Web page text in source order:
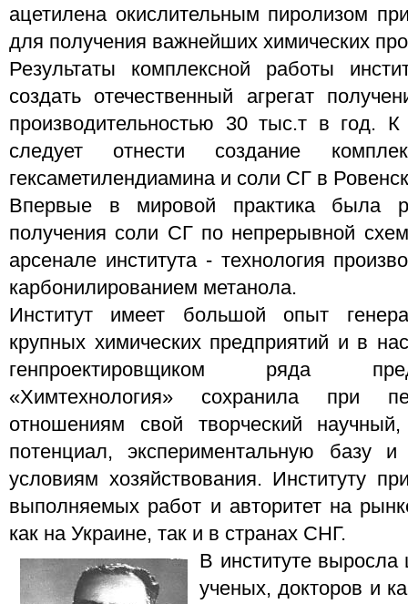
ацетилена окислительным пиролизом
для получения важнейших химических
Результаты комплексной работы
создать отечественный агрегат
производительностью 30 тыс.т в год. К
следует отнести создание
гексаметилендиамина и соли СГ в
Впервые в мировой практика была
получения соли СГ по непрерывной
арсенале института - технология
карбонилированием метанола.
Институт имеет большой опыт
крупных химических предприятий и в
генпроектировщиком ряда
«Химтехнология» сохранила при
отношениям свой творческий научный,
потенциал, экспериментальную базу
условиям хозяйствования. Институту
выполняемых работ и авторитет на
как на Украине, так и в странах СНГ.
В институте
ученых, докторов и